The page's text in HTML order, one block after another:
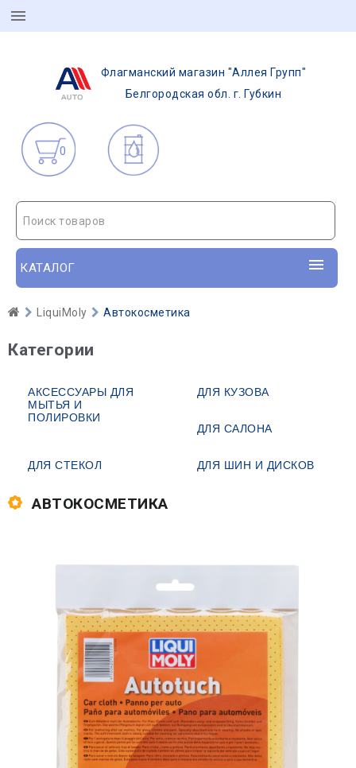
Флагманский магазин "Аллея Групп"
Белгородская обл. г. Губкин
0
Поиск товаров
КАТАЛОГ
LiquiMoly Автокосметика
Категории
АКСЕССУАРЫ ДЛЯ
МЫТЬЯ И
ПОЛИРОВКИ
ДЛЯ КУЗОВА
ДЛЯ САЛОНА
ДЛЯ СТЕКОЛ ДЛЯ ШИН И ДИСКОВ
АВТОКОСМЕТИКА